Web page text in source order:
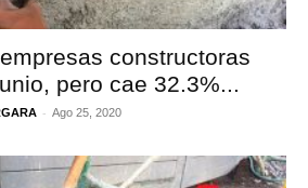
constructoras
pero cae 32.3%...
- Ago 25, 2020